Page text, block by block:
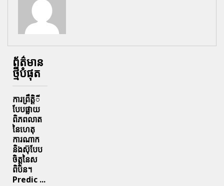
ព័ត៌មាន
ថ្មីបំផុត
ការព្រឹតិ្តី
បែបផ្លាយ
ពិភពលាត
នៃហេតុ
ការណាក
និងស៊ុបែប
ចិត្តនៃស
ពិបិន។
Predic ...